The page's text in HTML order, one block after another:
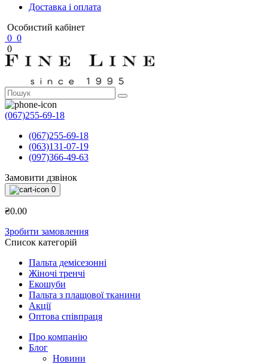
Доставка і оплата
Особистий кабінет
0 0
0
(067)255-69-18
(067)255-69-18
(063)131-07-19
(097)366-49-63
Замовити дзвінок
0
₴0.00
Зробити замовлення
Список категорій
Пальта демісезонні
Жіночі тренчі
Екошуби
Пальта з плащової тканини
Акції
Оптова співпраця
Про компанію
Блог
Новини